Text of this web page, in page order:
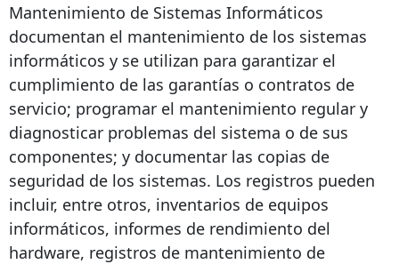
Mantenimiento de Sistemas Informáticos
documentan el mantenimiento de los sistemas
informáticos y se utilizan para garantizar el
cumplimiento de las garantías o contratos de
servicio; programar el mantenimiento regular y
diagnosticar problemas del sistema o de sus
componentes; y documentar las copias de
seguridad de los sistemas. Los registros pueden
incluir, entre otros, inventarios de equipos
informáticos, informes de rendimiento del
hardware, registros de mantenimiento de